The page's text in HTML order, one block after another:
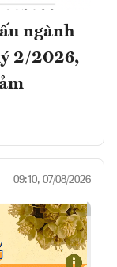
ngành
2/2026,
09:10, 07/08/2026